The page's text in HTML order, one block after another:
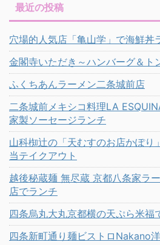
最近の投稿
穴場的人気店「亀山学」で海鮮丼
金閣寺いただき～ハンバーグ＆ト
ふくちあんラーメン二条城前店
二条城前メキシコ料理LA
家製ソーセージランチ
山科椥辻の「天むすのお店かぽり
当テイクアウト
越後秘蔵麺 無尽蔵 京都八条家ラ
店でランチ
四条烏丸大丸京都横の天ぷら米福
四条新町通り麺ビストロNakano